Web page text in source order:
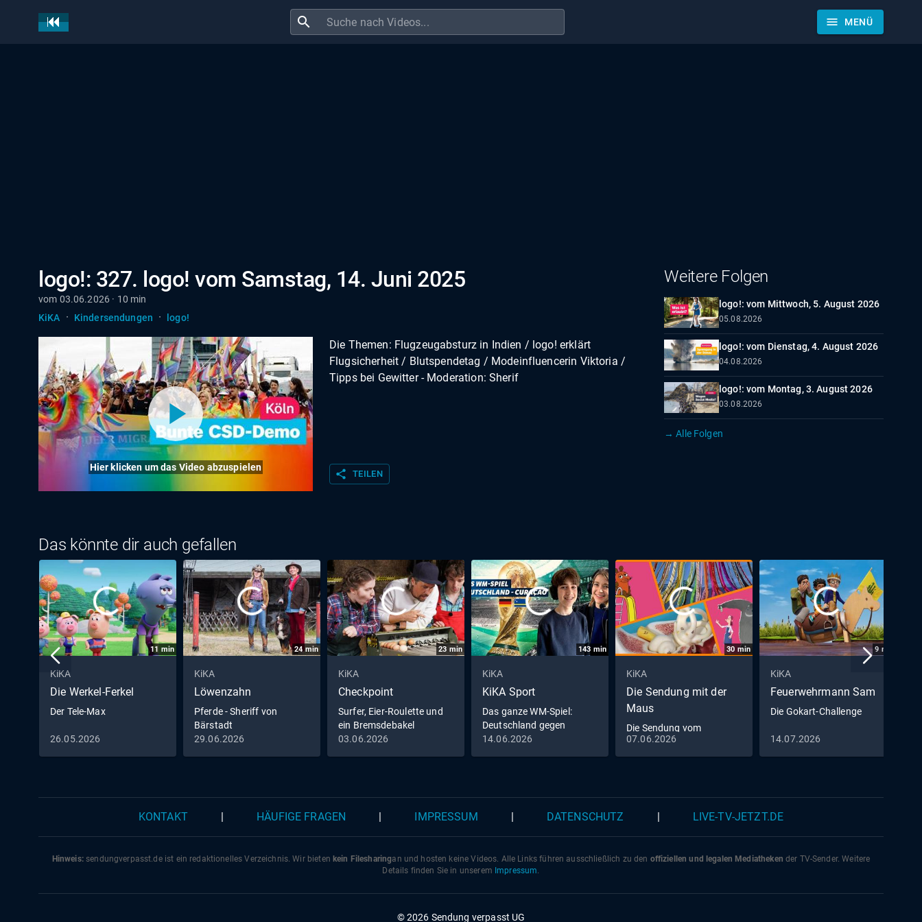
search menu MENÜ
logo!: 327. logo! vom Samstag, 14. Juni 2025
vom 03.06.2026 · 10 min
KiKA
· Kindersendungen · logo!
Hier klicken um das Video abzuspielen
Die Themen: Flugzeugabsturz in Indien / logo! erklärt
Flugsicherheit / Blutspendetag / Modeinfluencerin Viktoria /
Tipps bei Gewitter - Moderation: Sherif
share TEILEN
Weitere Folgen
logo!: vom Mittwoch, 5. August 2026
05.08.2026
logo!: vom Dienstag, 4. August 2026
04.08.2026
logo!: vom Montag, 3. August 2026
03.08.2026
→ Alle Folgen
Das könnte dir auch gefallen
11 min
KiKA
Die Werkel-Ferkel
Der Tele-Max
26.05.2026
24min
KiKA
Löwenzahn
Pferde - Sheriff von
Bärstadt
29.06.2026
23 min
KiKA
Checkpoint
Surfer, Eier-Roulette und
ein Bremsdebakel
03.06.2026
143 min
KiKA
KiKA Sport
Das ganze WM-Spiel:
Deutschland gegen
Curaçao
14.06.2026
30 min
KiKA
Die Sendung mit der
Maus
Die Sendung vom
07.06.2026
07.06.2026
9 min
KiKA
Feuerwehrmann Sam
Die Gokart-Challenge
14.07.2026
KONTAKT HÄUFIGE FRAGEN IMPRESSUM DATENSCHUTZ LIVE-TV-JETZT.DE
Hinweis:sendungverpasst.deist ein redaktionelles Verzeichnis. Wir bieten kein Filesharingan und hosten keine Videos. Alle Links führen ausschließlich zu den offiziellen und legalen Mediatheken der TV-Sender. Weitere
Details finden Sie in unserem Impressum.
© 2026 Sendung verpasst UG